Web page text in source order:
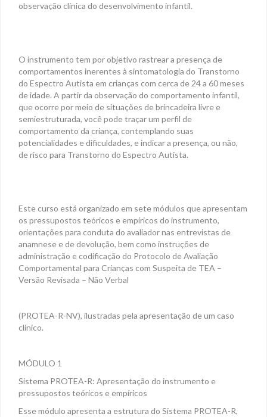
observação clínica do desenvolvimento infantil.
O instrumento tem por objetivo rastrear a presença de
comportamentos inerentes à sintomatologia do Transtorno
do Espectro Autista em crianças com cerca de 24 a 60 meses
de idade. A partir da observação do comportamento infantil,
que ocorre por meio de situações de brincadeira livre e
semiestruturada, você pode traçar um perfil de
comportamento da criança, contemplando suas
potencialidades e dificuldades, e indicar a presença, ou não,
de risco para Transtorno do Espectro Autista.
Este curso está organizado em sete módulos que apresentam
os pressupostos teóricos e empíricos do instrumento,
orientações para conduta do avaliador nas entrevistas de
anamnese e de devolução, bem como instruções de
administração e codificação do Protocolo de Avaliação
Comportamental para Crianças com Suspeita de TEA –
Versão Revisada – Não Verbal
(PROTEA-R-NV), ilustradas pela apresentação de um caso
clínico.
MÓDULO 1
Sistema PROTEA-R: Apresentação do instrumento e
pressupostos teóricos e empíricos
Esse módulo apresenta a estrutura do Sistema PROTEA-R,